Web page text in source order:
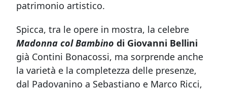
patrimonio artistico.
Spicca, tra le opere in mostra, la celebre
Madonna col Bambino di Giovanni Bellini
già Contini Bonacossi, ma sorprende anche
la varietà e la completezza delle presenze,
dal Padovanino a Sebastiano e Marco Ricci,